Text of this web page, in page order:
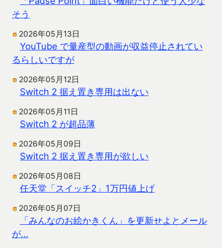
そう
2026年05月13日
YouTube で量産型の動画が収益停止されてい
るらしいですが
2026年05月12日
Switch 2 据え置き専用は出ない
2026年05月11日
Switch 2 が超品薄
2026年05月09日
Switch 2 据え置き専用が欲しい
2026年05月08日
任天堂「スイッチ2」1万円値上げ
2026年05月07日
「みんなのお絵かきくん」を更新せよとメール
が…